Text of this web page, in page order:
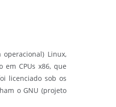
Linux,
CPUs x86, que
licenciado sob os
o GNU (projeto